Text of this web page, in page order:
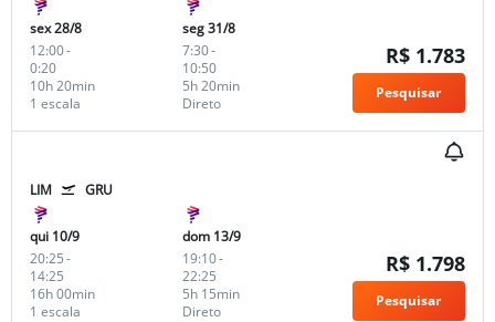
sex 28/8
12:00-
0:20
1 escala
10h 20min
seg 31/8
7:30-
10:50
Direto
5h 20min
R$ 1.783
Pesquisar
LIM GRU
qui 10/9
20:25-
14:25
1 escala
16h 00min
dom 13/9
19:10-
22:25
Direto
5h 15min
R$ 1.798
Pesquisar